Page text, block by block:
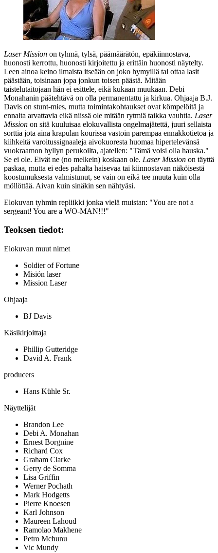
Laser Mission on tyhmä, tylsä, päämäärätön, epäkiinnostava,
huonosti kerrottu, huonosti kirjoitettu ja erittäin huonosti näytelty.
Leen ainoa keino ilmaista itseään on joko hymyillä tai ottaa lasit
päästään, toisinaan jopa jonkun toisen päästä. Mitään
taistelutaitojaan hän ei esittele, eikä kukaan muukaan. Debi
Monahanin päätehtävä on olla permanentattu ja kirkua. Ohjaaja B.J.
Davis on stunt-mies, mutta toimintakohtaukset ovat kömpelöitä ja
ennalta arvattavia eikä niissä ole mitään rytmiä taikka vauhtia. Laser
Mission on sitä kuuluisaa elokuvallista ongelmajätettä, juuri sellaista
sorttia jota aina krapulan kourissa vastoin parempaa ennakkotietoa ja
kiihkeitä varoitussignaaleja aivokuoresta huomaa hipertelevänsä
vuokraamon hyllyn perukoilta, ajatellen: "Tämä voisi olla hauska."
Se ei ole. Eivät ne (no melkein) koskaan ole. Laser Mission on täyttä
paskaa, mutta ei edes pahalta haisevaa tai kiinnostavan näköisestä
koostumuksesta valmistunut, se vain on eikä tee muuta kuin olla
möllöttää. Aivan kuin sinäkin sen nähtyäsi.
Elokuvan tyhmin repliikki jonka vielä muistan: "You are not a
sergeant! You are a WO‑MAN!!!"
Teoksen tiedot:
Elokuvan muut nimet
Soldier of Fortune
Misión laser
Mission Laser
Ohjaaja
BJ Davis
Käsikirjoittaja
Phillip Gutteridge
David A. Frank
producers
Hans Kühle Sr.
Näyttelijät
Brandon Lee
Debi A. Monahan
Ernest Borgnine
Richard Cox
Graham Clarke
Gerry de Somma
Lisa Griffin
Werner Pochath
Mark Hodgetts
Pierre Knoesen
Karl Johnson
Maureen Lahoud
Ramolao Makhene
Petro Mchunu
Vic Mundy